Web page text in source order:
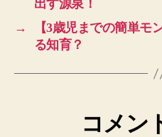
出す源泉！
→
【3歳児までの簡単モ
る知育？
コメン